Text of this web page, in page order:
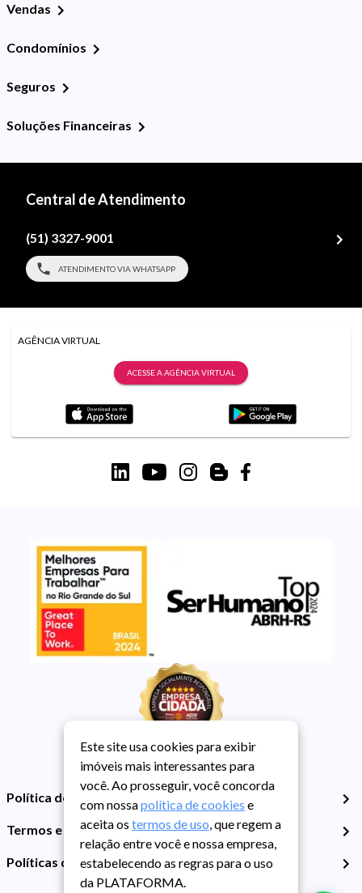
Vendas
Condomínios
Seguros
Soluções Financeiras
Central de Atendimento
(51) 3327-9001
ATENDIMENTO VIA WHATSAPP
AGÊNCIA VIRTUAL
ACESSE A AGÊNCIA VIRTUAL
Política de Privacidade
Termos e Condições de Uso
Políticas de Cookies
Este site usa cookies para exibir
imóveis mais interessantes para
você. Ao prosseguir, você concorda
com nossapolítica de cookies e
aceita os termos de uso, que regem a
relação entre você e nossa empresa,
estabelecendo as regras para o uso
da PLATAFORMA.